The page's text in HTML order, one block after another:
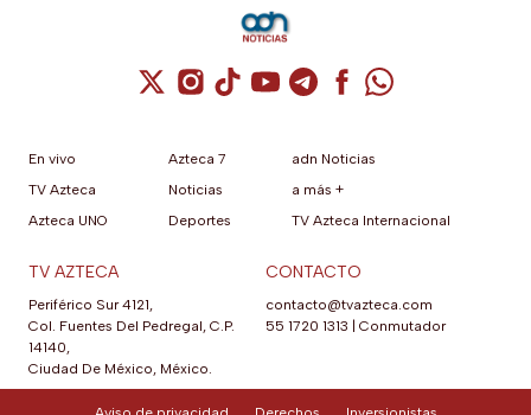
Cuenta de X / Twitter (se abre en una
Cuenta de Instagram (se abre en una
Cuenta de TikTok (se abre en
Cuenta de YouTube (se abre
Cuenta de Telegram (se
Cuenta de
Cuenta de
En vivo
TV Azteca
Azteca UNO
Azteca 7
Noticias
Deportes
adn Noticias
a más +
TV Azteca Internacional
TV AZTECA
Periférico Sur 4121,
Col. Fuentes Del Pedregal, C.P.
14140,
Ciudad De México, México.
CONTACTO
contacto@tvazteca.com
55 1720 1313 | Conmutador